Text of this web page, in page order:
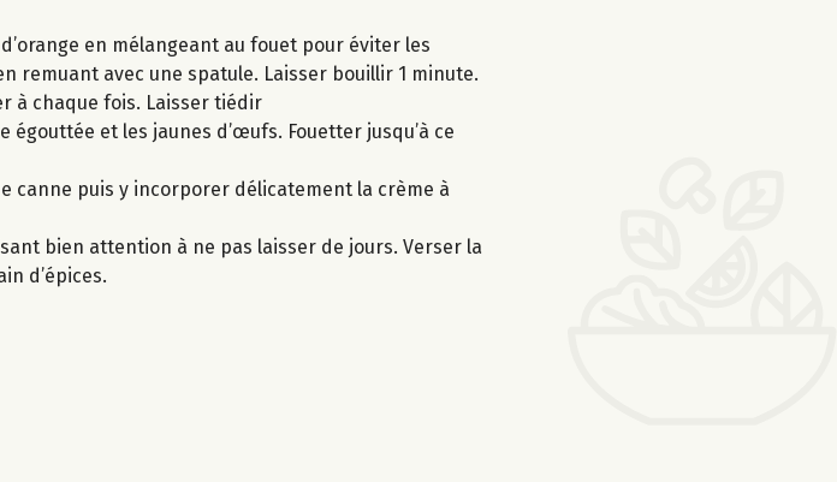
en mélangeant au fouet pour éviter les
remuant avec une spatule. Laisser bouillir 1 minute.
à chaque fois. Laisser tiédir
et les jaunes d’œufs. Fouetter jusqu’à ce
canne puis y incorporer délicatement la crème à
bien attention à ne pas laisser de jours. Verser la
d’épices.